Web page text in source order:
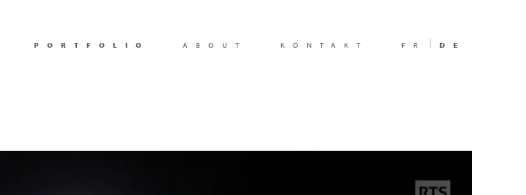
PORTFOLIO ABOUT KONTAKT FR DE